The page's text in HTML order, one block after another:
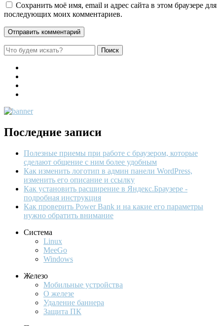
Сохранить моё имя, email и адрес сайта в этом браузере для
последующих моих комментариев.
Последние записи
Полезные приемы при работе с браузером, которые
сделают общение с ним более удобным
Как изменить логотип в админ панели WordPress,
изменить его описание и ссылку
Как установить расширение в Яндекс.Браузере -
подробная инструкция
Как проверить Power Bank и на какие его параметры
нужно обратить внимание
Система
Linux
MeeGo
Windows
Железо
Мобильные устройства
О железе
Удаление баннера
Защита ПК